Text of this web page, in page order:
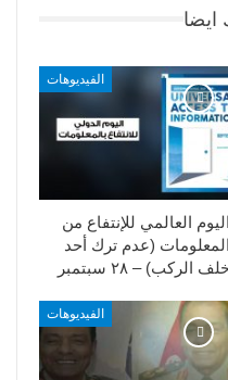
ايضا
الفيديوهات
اليوم العالمي للإنتفاع من
المعلومات (عدم ترك أحد
خلف الركب) – ٢٨ سبتمبر
الفيديوهات